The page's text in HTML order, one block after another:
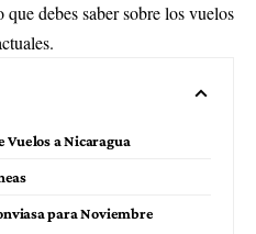
debes saber sobre los vuelos
Vuelos a Nicaragua
para Noviembre